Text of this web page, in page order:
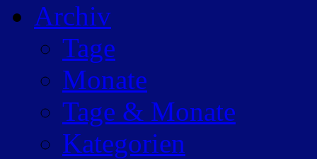
Archiv
Tage
Monate
Tage & Monate
Kategorien